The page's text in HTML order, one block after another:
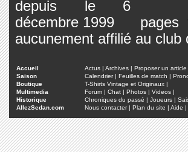
pages
aucunement affilié au
Accueil Actus | Archives | Proposer un article
Saison
Calendrier| Feuilles de match |
Boutique
T-Shirts Vintage et Originaux |
Multimedia
Forum | Chat | Photos | Videos |
Historique
Chroniques du passé | Joueurs |
AllezSedan.com
Nous contacter| Plan du site | Aide |